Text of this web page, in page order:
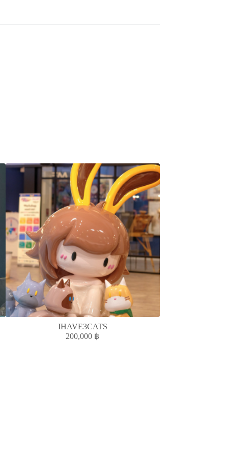
IHAVE3CATS
200,000 ฿